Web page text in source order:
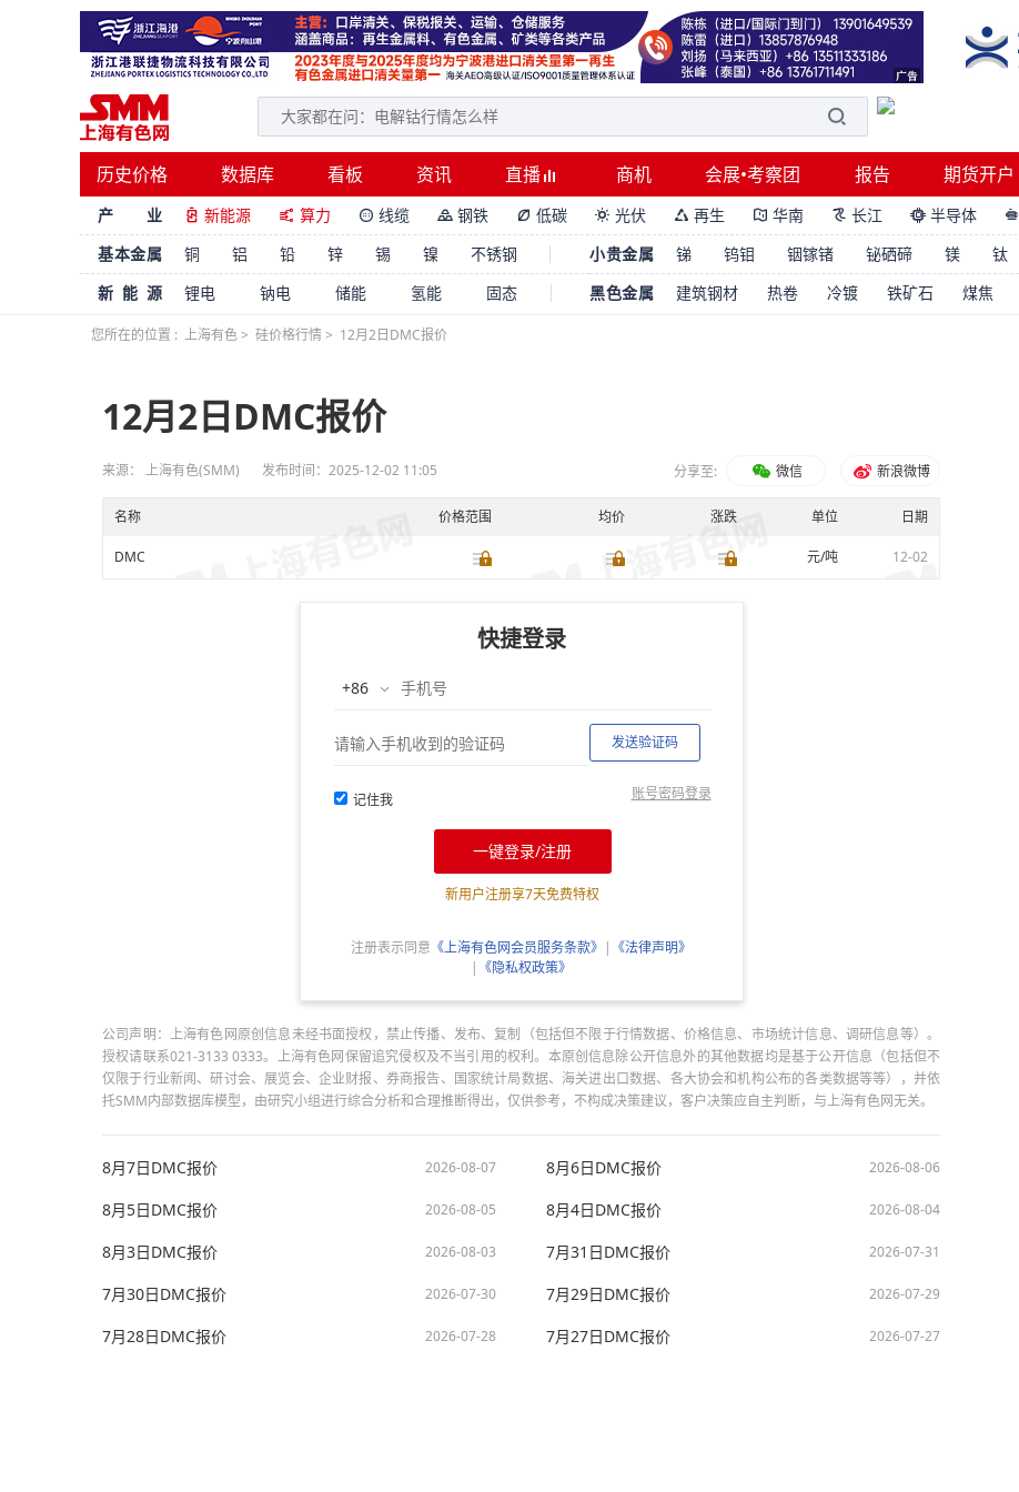
历史价格 数据库 看板 资讯 直播 商机 会展•考察团 报告 期货开户
产 业  新能源  算力  线缆  钢铁  低碳  光伏  再生  华南  长江  半导体 
基本金属
铜 铝 铅 锌 锡 镍 不锈钢 小贵金属 锑 钨钼 铟镓锗 铋硒碲 镁 钛
新能源
锂电 钠电 储能 氢能 固态 黑色金属 建筑钢材 热卷 冷镀 铁矿石 煤焦
您所在的位置 : 上海有色> 硅价格行情> 12月2日DMC报价
12月2日DMC报价
来源： 上海有色(SMM) 发布时间：2025-12-02 11:05 分享至: 微信 新浪微博
名称 价格范围 均价 涨跌 单位 日期
DMC 元/吨 12-02
快捷登录
发送验证码
记住我 账号密码登录
一键登录/注册
新用户注册享7天免费特权
注册表示同意 《上海有色网会员服务条款》 | 《法律声明》
| 《隐私权政策》
公司声明：上海有色网原创信息未经书面授权，禁止传播、发布、复制（包括但不限于行情数据、价格信息、市场统计信息、调研信息等）。
授权请联系021-3133 0333。上海有色网保留追究侵权及不当引用的权利。本原创信息除公开信息外的其他数据均是基于公开信息（包括但不
仅限于行业新闻、研讨会、展览会、企业财报、券商报告、国家统计局数据、海关进出口数据、各大协会和机构公布的各类数据等等），并依
托SMM内部数据库模型，由研究小组进行综合分析和合理推断得出，仅供参考，不构成决策建议，客户决策应自主判断，与上海有色网无关。
8月7日DMC报价 2026-08-07 8月6日DMC报价 2026-08-06
8月5日DMC报价 2026-08-05 8月4日DMC报价 2026-08-04
8月3日DMC报价 2026-08-03 7月31日DMC报价 2026-07-31
7月30日DMC报价 2026-07-30 7月29日DMC报价 2026-07-29
7月28日DMC报价 2026-07-28 7月27日DMC报价 2026-07-27